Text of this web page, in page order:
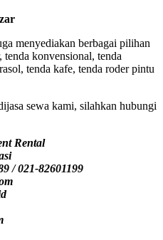
menyediakan berbagai pilihan
tenda konvensional, tenda
tenda kafe, tenda roder pintu
sewa kami, silahkan hubungi
Rental
/ 021-82601199